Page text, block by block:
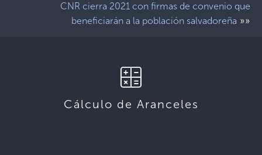
CNR cierra 2021 con firmas de convenio que
beneficiarán a la población salvadoreña »»
Cálculo de Aranceles